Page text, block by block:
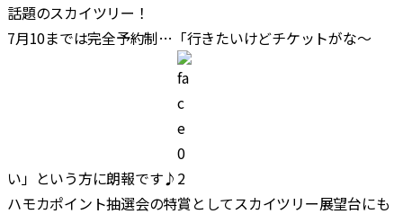
話題のスカイツリー！
7月10までは完全予約制…「行きたいけどチケットがな～
い」という方に朗報です♪
ハモカポイント抽選会の特賞としてスカイツリー展望台にも